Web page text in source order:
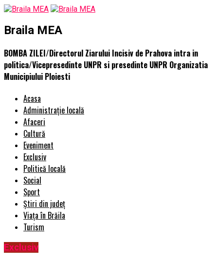
Braila MEA
BOMBA ZILEI/Directorul Ziarului Incisiv de Prahova intra in
politica/Vicepresedinte UNPR si presedinte UNPR Organizatia
Municipiului Ploiesti
Acasa
Administrație locală
Afaceri
Cultură
Eveniment
Exclusiv
Politică locală
Social
Sport
Știri din județ
Viața în Brăila
Turism
Exclusiv